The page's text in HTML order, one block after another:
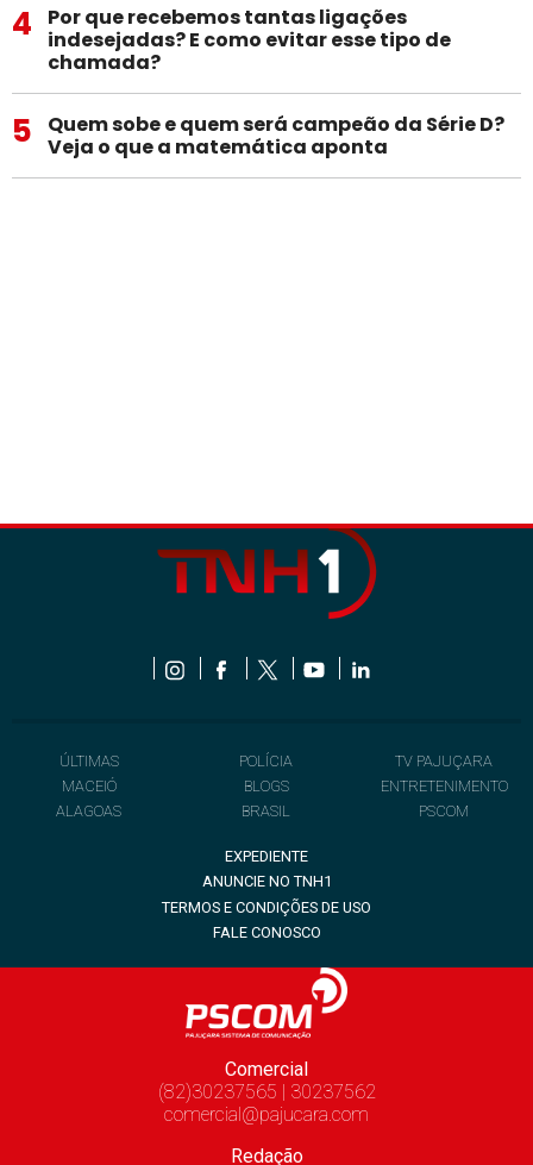
4
Por que recebemos tantas ligações
indesejadas? E como evitar esse tipo de
chamada?
5
Quem sobe e quem será campeão da Série D?
Veja o que a matemática aponta
ÚLTIMAS
MACEIÓ
ALAGOAS
POLÍCIA
BLOGS
BRASIL
TV PAJUÇARA
ENTRETENIMENTO
PSCOM
EXPEDIENTE
ANUNCIE NO TNH1
TERMOS E CONDIÇÕES DE USO
FALE CONOSCO
Comercial
(82)30237565 | 30237562
comercial@pajucara.com
Redação